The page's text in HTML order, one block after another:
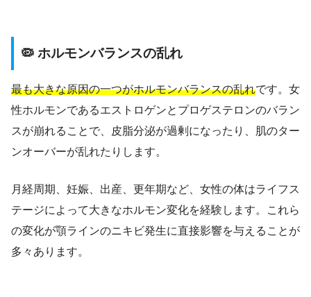
🦠 ホルモンバランスの乱れ
最も大きな原因の一つがホルモンバランスの乱れです。女
性ホルモンであるエストロゲンとプロゲステロンのバラン
スが崩れることで、皮脂分泌が過剰になったり、肌のター
ンオーバーが乱れたりします。
月経周期、妊娠、出産、更年期など、女性の体はライフス
テージによって大きなホルモン変化を経験します。これら
の変化が顎ラインのニキビ発生に直接影響を与えることが
多々あります。